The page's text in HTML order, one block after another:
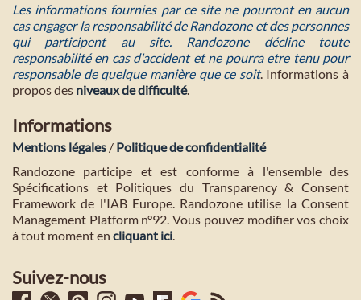
Les informations fournies par ce site ne pourront en aucun
cas engager la responsabilité de Randozone et des personnes
qui participent au site. Randozone décline toute
responsabilité en cas d'accident et ne pourra etre tenu pour
responsable de quelque manière que ce soit. Informations à
propos des niveaux de difficulté.
Informations
Mentions légales / Politique de confidentialité
Randozone participe et est conforme à l'ensemble des
Spécifications et Politiques du Transparency & Consent
Framework de l'IAB Europe. Randozone utilise la Consent
Management Platform n°92. Vous pouvez modifier vos choix
à tout moment en cliquant ici.
Suivez-nous